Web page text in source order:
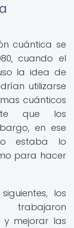
cuántica se
cuando el
la idea de
utilizarse
cuánticos
que los
en ese
estaba lo
para hacer
los
trabajaron
mejorar las